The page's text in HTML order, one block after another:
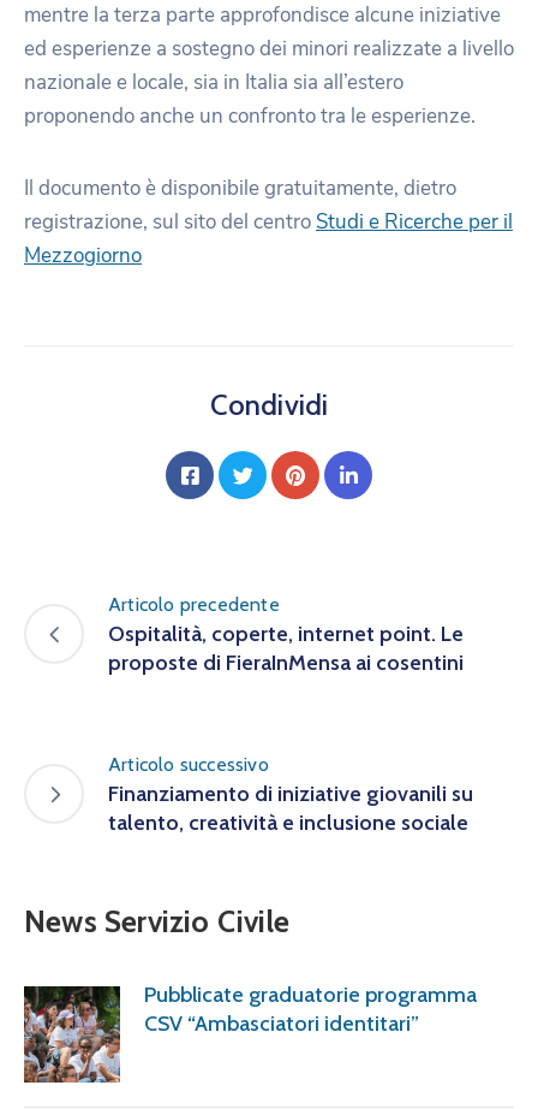
mentre la terza parte approfondisce alcune iniziative
ed esperienze a sostegno dei minori realizzate a livello
nazionale e locale, sia in Italia sia all’estero
proponendo anche un confronto tra le esperienze.
Il documento è disponibile gratuitamente, dietro
registrazione, sul sito del centro Studi e Ricerche per il
Mezzogiorno
Condividi
Articolo precedente
Ospitalità, coperte, internet point. Le
proposte di FieraInMensa ai cosentini
Articolo successivo
Finanziamento di iniziative giovanili su
talento, creatività e inclusione sociale
News Servizio Civile
Pubblicate graduatorie programma
CSV “Ambasciatori identitari”